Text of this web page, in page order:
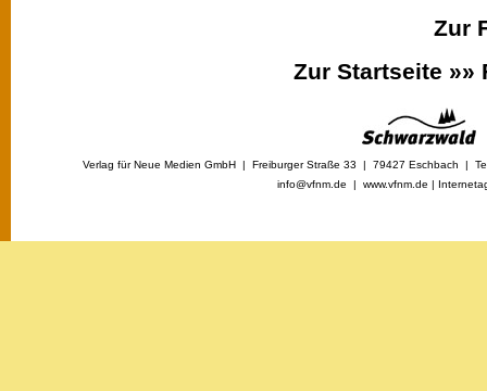
Zur
Zur Startseite »»
Verlag für Neue Medien GmbH | Freiburger Straße 33 | 79427 Eschbach |
info@vfnm.de | www.vfnm.de |